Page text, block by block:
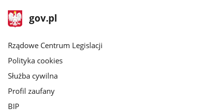
stopka
gov.plStrona
gov.pl
Rządowe Centrum Legislacji
Polityka cookies
Służba cywilna
Profil zaufany
BIP